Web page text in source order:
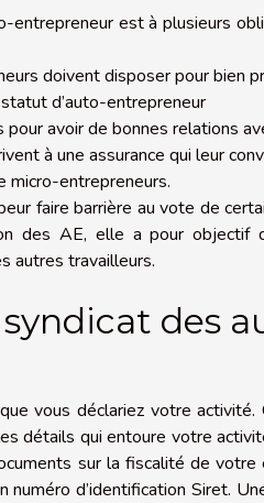
entrepreneur est à plusieurs
doivent disposer pour bien
d’auto-entrepreneur
avoir de bonnes relations
à une assurance qui leur
micro-entrepreneurs.
faire barrière au vote de
des AE, elle a pour
autres travailleurs.
des
vous déclariez votre
détails qui entoure votre
sur la fiscalité de votre
d’identification Siret.